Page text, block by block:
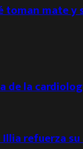
toman mate
de la
refuerza